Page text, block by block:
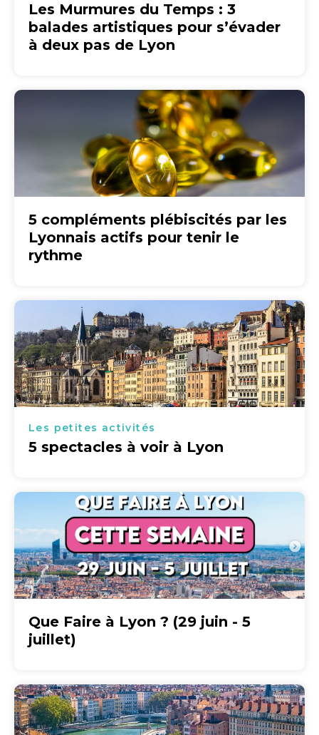
Les Murmures du Temps : 3
balades artistiques pour s’évader
à deux pas de Lyon
5 compléments plébiscités par les
Lyonnais actifs pour tenir le
rythme
Les petites activités
5 spectacles à voir à Lyon
Que Faire à Lyon ? (29 juin - 5
juillet)